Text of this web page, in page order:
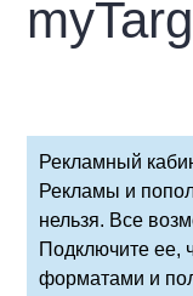
Рекламный
Рекламы и
нельзя. Все
Подключите ее,
форматами и